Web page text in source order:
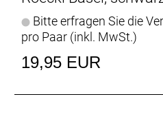
Bitte erfragen Sie die
pro Paar (inkl. MwSt.)
19,95 EUR